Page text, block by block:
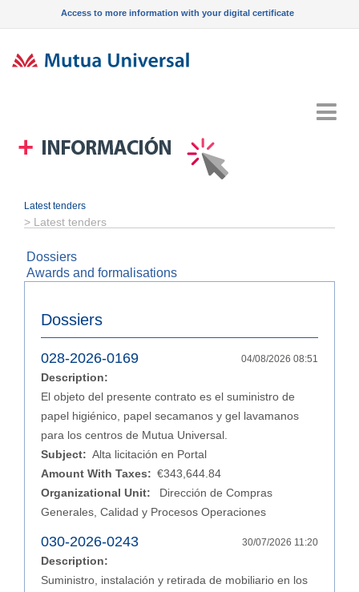
Access to more information with your digital certificate
> Latest tenders
Latest tenders
Dossiers
Awards and formalisations
Dossiers
04/08/2026 08:51
028-2026-0169
Description:
El objeto del presente contrato es el suministro de
papel higiénico, papel secamanos y gel lavamanos
para los centros de Mutua Universal.
Subject: Alta licitación en Portal
Amount With Taxes: €343,644.84
Organizational Unit:
Dirección de Compras
Generales, Calidad y Procesos Operaciones
30/07/2026 11:20
030-2026-0243
Description:
Suministro, instalación y retirada de mobiliario en los